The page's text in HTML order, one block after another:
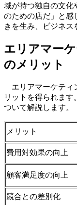
域が持つ独自の文化
のための店だ」と感
きを生み、ビジネス
エリアマー
のメリット
エリアマーケティ
リットを得られま
ついて解説します。
メリット
費用対効果の向上
顧客満足度の向上
競合との差別化